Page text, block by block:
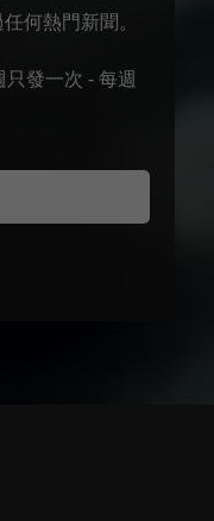
何熱門新聞。
發一次 - 每週